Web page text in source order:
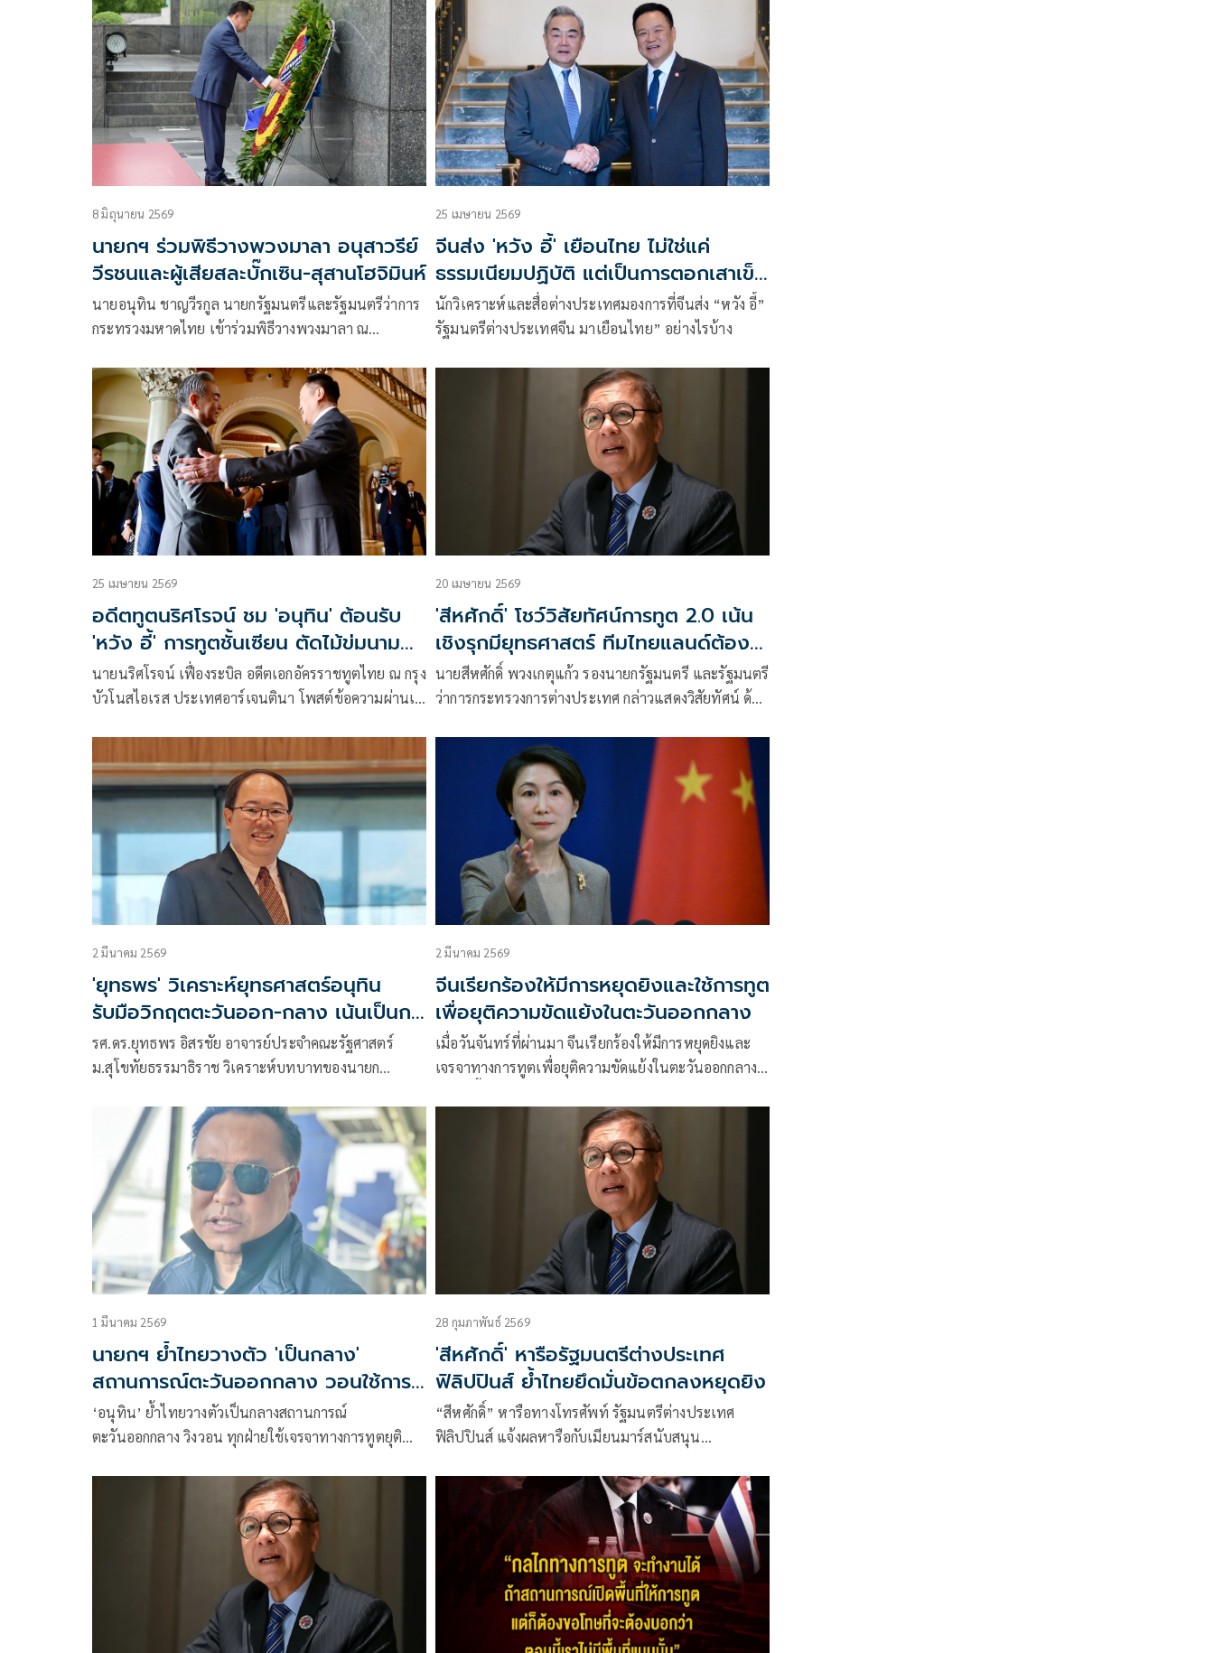
หมายเพื่อยกระดับความสัมพันธ์ระหว่างไทยกับคาซัค
สถาน ด้านการเมือง
เชิญของนายเยฟเกนี โตมีฮิน (H.E. Mr. Evgeny
Tomikhin) เอกอัครราชทูตสหพันธรัฐรัสเซียประจำ
ประเทศไทย โดยมีคณะทูตานุทูต ผู้แทนภาครัฐ ภาค
เอกชน และแขกผู้มีเกียรติจากหลากหลายภาคส่วนเข้า
ร่วมงานกว่า 700 คน
8 มิถุนายน 2569
นายกฯ ร่วมพิธีวางพวงมาลา อนุสาวรีย์
วีรชนและผู้เสียสละบั๊กเซิน-สุสานโฮจิมินห์
นายอนุทิน ชาญวีรกูล นายกรัฐมนตรีและรัฐมนตรีว่าการ
กระทรวงมหาดไทย เข้าร่วมพิธีวางพวงมาลา ณ
เพื่อแสดงความเคารพต่อวีรชนและบุคคลสำคัญผู้มี
บทบาทในการสร้างชาติของเวียดนาม ซึ่งเป็นธรรมเนียม
ปฏิบัติสำคัญในการเยือนอย่างเป็นทางการที่สะท้อนถึง
การให้เกียรติประเทศเจ้าภาพและความเคารพซึ่งกันและ
กัน
25 เมษายน 2569
จีนส่ง 'หวัง อี้' เยือนไทย ไม่ใช่แค่
ธรรมเนียมปฏิบัติ แต่เป็นการตอกเสาเข็ม
ยุทธศาสตร์
นักวิเคราะห์และสื่อต่างประเทศมองการที่จีนส่ง “หวัง อี้”
รัฐมนตรีต่างประเทศจีน มาเยือนไทย” อย่างไรบ้าง
25 เมษายน 2569
อดีตทูตนริศโรจน์ ชม 'อนุทิน' ต้อนรับ
'หวัง อี้' การทูตชั้นเซียน ตัดไม้ข่มนาม
กัมพูชา
นายนริศโรจน์ เฟื่องระบิล อดีตเอกอัครราชทูตไทย ณ กรุง
บัวโนสไอเรส ประเทศอาร์เจนตินา โพสต์ข้อความผ่านเฟ
ด้วยตนเอง ทั้งๆที่ในทางพิธีการ (Protocol) หวังอี้มี
ขบวนรถรับรองอย่างดีที่ทางสำนักนายกรัฐมนตรีจัด
เตรียมให้แล้ว
20 เมษายน 2569
'สีหศักดิ์' โชว์วิสัยทัศน์การทูต 2.0 เน้น
เชิงรุกมียุทธศาสตร์ ทีมไทยแลนด์ต้อง
เป็นเอกภาพ
นายสีหศักดิ์ พวงเกตุแก้ว รองนายกรัฐมนตรี และรัฐมนตรี
ว่าการกระทรวงการต่างประเทศ กล่าวแสดงวิสัยทัศน์ ด้าน
หัวข้อการทูตในโลก ที่เปลี่ยนแปลง ไทยกำลังมุ่งไปทาง
ไหน ( Thai Diplomacy in a changing world where are
we heading?) ว่า วันนี้ได้พบปะสื่อมวลชนอีกครั้ง ครั้งที่
แล้วที่เจอกัน ตนเพิ่งเข้ามารับตำแหน่งเป็นรัฐมนตรี
ว่าการกระทรวง
2 มีนาคม 2569
'ยุทธพร' วิเคราะห์ยุทธศาสตร์อนุทิน
รับมือวิกฤตตะวันออก-กลาง เน้นเป็นก
ลาง รักษาดุลการทูต
รศ.ดร.ยุทธพร อิสรชัย อาจารย์ประจำคณะรัฐศาสตร์
ม.สุโขทัยธรรมาธิราช วิเคราะห์บทบาทของนายก
2 มีนาคม 2569
จีนเรียกร้องให้มีการหยุดยิงและใช้การทูต
เพื่อยุติความขัดแย้งในตะวันออกกลาง
เมื่อวันจันทร์ที่ผ่านมา จีนเรียกร้องให้มีการหยุดยิงและ
เจรจาทางการทูตเพื่อยุติความขัดแย้งในตะวันออกกลาง
1 มีนาคม 2569
นายกฯ ย้ำไทยวางตัว 'เป็นกลาง'
สถานการณ์ตะวันออกกลาง วอนใช้การ
ทูตยุติความขัดแย้ง
‘อนุทิน’ ย้ำไทยวางตัวเป็นกลางสถานการณ์
ตะวันออกกลาง วิงวอน ทุกฝ่ายใช้เจรจาทางการทูตยุติ
ประชาชน ลดผลกระทบเศรษฐกิจ-ภัยความมั่นคง
28 กุมภาพันธ์ 2569
'สีหศักดิ์' หารือรัฐมนตรีต่างประเทศ
ฟิลิปปินส์ ย้ำไทยยึดมั่นข้อตกลงหยุดยิง
“สีหศักดิ์” หารือทางโทรศัพท์ รัฐมนตรีต่างประเทศ
ฟิลิปปินส์ แจ้งผลหารือกับเมียนมาร์สนับสนุน
ชายแดนไทย ย้ำไทยยึดมั่นข้อตกลงหยุดยิงชายแดน ย้ำ
ยึดมั่นข้อตกลงหยุดยิงชายแดนไทย- กัมพูชาอย่าง